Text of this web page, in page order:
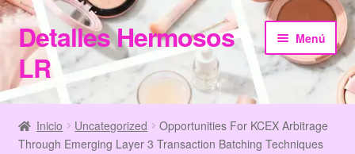
Ir
a
la
navegación
Ir
al
contenido
Detalles Hermosos
LR
Menú
Inicio
Categories
Inicio Uncategorized
Opportunities For KCEX Arbitrage
Through Emerging Layer 3 Transaction Batching Techniques